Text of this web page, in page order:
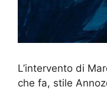
L’intervento di
che fa, stile